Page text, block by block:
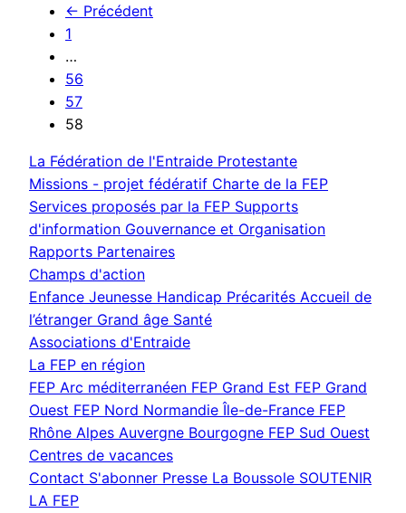
← Précédent
1
…
56
57
58
La Fédération de l'Entraide Protestante
Missions - projet fédératif Charte de la FEP
Services proposés par la FEP Supports
d'information Gouvernance et Organisation
Rapports Partenaires
Champs d'action
Enfance Jeunesse Handicap Précarités Accueil de
l’étranger Grand âge Santé
Associations d'Entraide
La FEP en région
FEP Arc méditerranéen FEP Grand Est FEP Grand
Ouest FEP Nord Normandie Île-de-France FEP
Rhône Alpes Auvergne Bourgogne FEP Sud Ouest
Centres de vacances
Contact S'abonner Presse La Boussole SOUTENIR
LA FEP